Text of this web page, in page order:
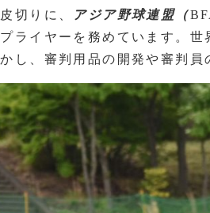
切りに、
アジア野球連盟（
ライヤーを務めています。
し、審判用品の開発や審判員